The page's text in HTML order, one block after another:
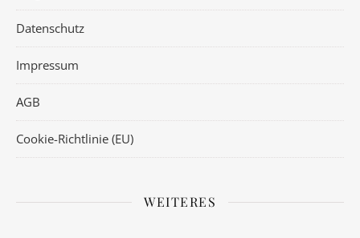
Datenschutz
Impressum
AGB
Cookie-Richtlinie (EU)
WEITERES